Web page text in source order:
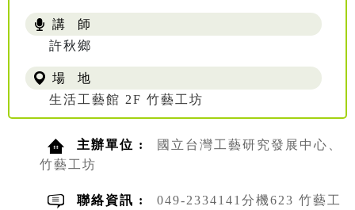
講 師
許秋鄉
場 地
生活工藝館 2F 竹藝工坊
主辦單位 :
國立台灣工藝研究發展中心、
竹藝工坊
聯絡資訊 :
049-2334141分機623 竹藝工